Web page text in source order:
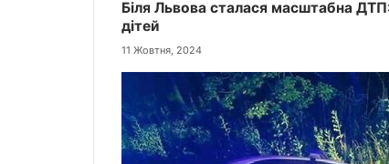
Біля Львова сталася масштабна
дітей
11 Жовтня, 2024